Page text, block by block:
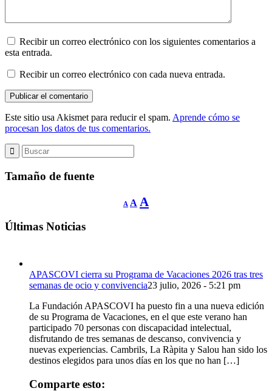
Recibir un correo electrónico con los siguientes comentarios a
esta entrada.
Recibir un correo electrónico con cada nueva entrada.
Este sitio usa Akismet para reducir el spam. Aprende cómo se
procesan los datos de tus comentarios.
Tamaño de fuente
A
Reducir
tamaño
A Restablecer
tamaño
A
Últimas Noticias
APASCOVI cierra su Programa de Vacaciones 2026 tras tres
semanas de ocio y convivencia23 julio, 2026 - 5:21 pm
La Fundación APASCOVI ha puesto fin a una nueva edición
de su Programa de Vacaciones, en el que este verano han
participado 70 personas con discapacidad intelectual,
disfrutando de tres semanas de descanso, convivencia y
nuevas experiencias. Cambrils, La Ràpita y Salou han sido los
destinos elegidos para unos días en los que no han […]
Comparte esto: